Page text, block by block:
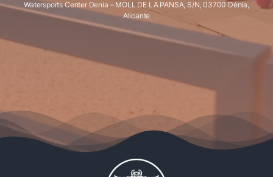
Watersports Center Denia – MOLL DE LA PANSA, S/N, 03700 Dénia,
Alicante